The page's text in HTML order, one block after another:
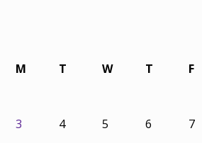
M
T W T F
3
4 5 6 7